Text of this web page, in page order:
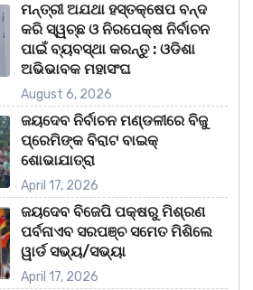
ମନ୍ତ୍ରୀ ଅଯଥା ହସ୍ତକ୍ଷେପ ବନ୍ଦ
କରି ସ୍ୱଚ୍ଛ ଓ ନିରପେକ୍ଷ ନିର୍ବାଚନ
ପାଇଁ ବ୍ୟବସ୍ଥା କରନ୍ତୁ : ଓଡିଶା
ଅଭିଭାବକ ମହାସଂଘ
August 6, 2026
ଜୟଦେବ ନିର୍ବାଚନ ମଣ୍ଡଳୀରେ ବିଜୁ
ପ୍ରେମିଙ୍କ ବିରାଟ ବାଇକ୍
ଶୋଭାଯାତ୍ରା
April 17, 2026
ଜୟଦେବ ବିଜେପି ପକ୍ଷରୁ ମିଶ୍ରଣ
ପର୍ବନାଏବ ସରପଞ୍ଚ ସମେତ ମିଶିଲେ
ୱାର୍ଡ ସଭ୍ୟ/ସଭ୍ୟା
April 17, 2026